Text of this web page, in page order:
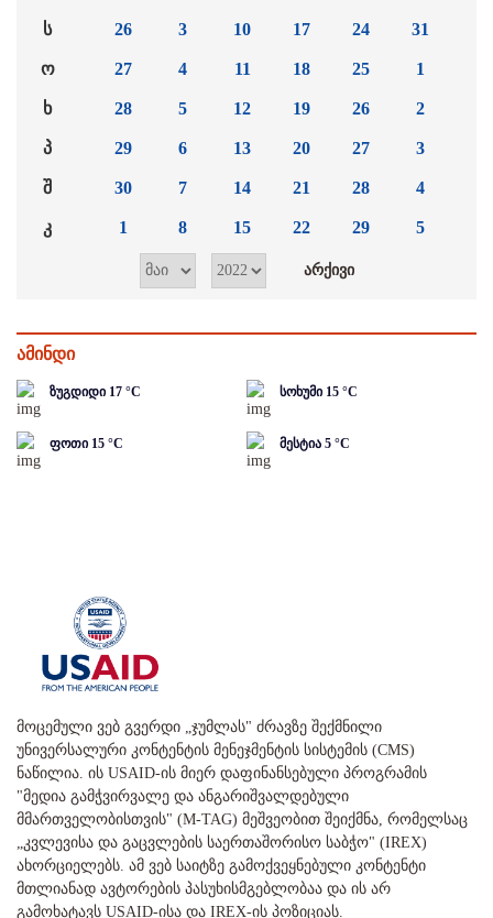
ს
ო
ხ
პ
შ
კ
26
27
28
29
30
1
3
4
5
6
7
8
10
11
12
13
14
15
17
18
19
20
21
22
24
25
26
27
28
29
31
1
2
3
4
5
ამინდი
ზუგდიდი 17 °C სოხუმი 15 °C
ფოთი 15 °C მესტია 5 °C
მოცემული ვებ გვერდი „ჯუმლას" ძრავზე შექმნილი
უნივერსალური კონტენტის მენეჯმენტის სისტემის (CMS)
ნაწილია. ის USAID-ის მიერ დაფინანსებული პროგრამის
"მედია გამჭვირვალე და ანგარიშვალდებული
მმართველობისთვის" (M-TAG) მეშვეობით შეიქმნა, რომელსაც
„კვლევისა და გაცვლების საერთაშორისო საბჭო" (IREX)
ახორციელებს. ამ ვებ საიტზე გამოქვეყნებული კონტენტი
მთლიანად ავტორების პასუხისმგებლობაა და ის არ
გამოხატავს USAID-ისა და IREX-ის პოზიციას.